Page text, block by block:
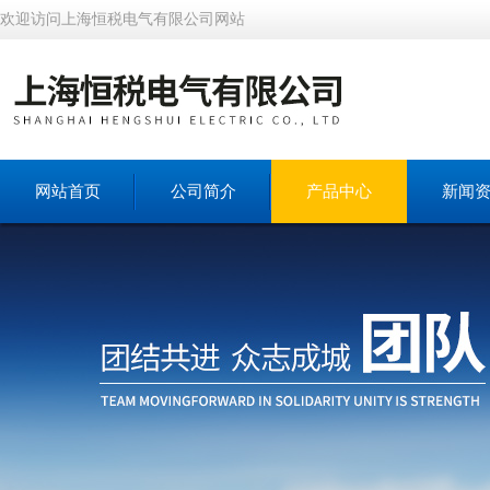
欢迎访问上海恒税电气有限公司网站
网站首页 公司简介 产品中心 新闻